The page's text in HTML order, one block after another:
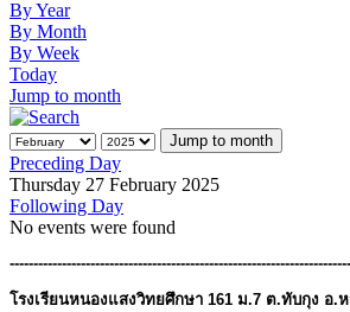
By Year
By Month
By Week
Today
Jump to month
Jump to month
Preceding Day
Thursday 27 February 2025
Following Day
No events were found
โรงเรียนหนองแสงวิทยศึกษา 161 ม.7 ต.ทับกุง อ.